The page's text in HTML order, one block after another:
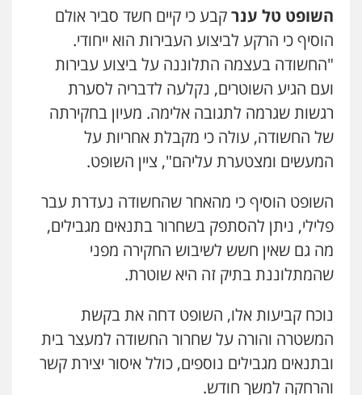
גיא זהבי משרד עורכי דין
פלילי משפחה
503456449
עו"ד איהאב ג'לג'ולי
פלילי מעצרים וחקירות עורכי דין לענייני
אסירים
0505216700
אייל בן שושן, עורך דין פלילי
פלילי מעצרים וחקירות פשיעה חמורה
רישום פלילי
0522763105
עו"ד שלומי שרון
פלילי
0547342002
השופט טל ענרקבע כי קיים חשד סביר אולם
הוסיף כי הרקע לביצוע העבירות הוא ייחודי.
"החשודה בעצמה התלוננה על ביצוע עבירות
ועם הגיע השוטרים, נקלעה לדבריה לסערת
רגשות שגרמה לתגובה אלימה. מעיון בחקירתה
של החשודה, עולה כי מקבלת אחריות על
המעשים ומצטערת עליהם", ציין השופט.
השופט הוסיף כי מהאחר שהחשודה נעדרת עבר
פלילי, ניתן להסתפק בשחרור בתנאים מגבילים,
מה גם שאין חשש לשיבוש החקירה מפני
שהמתלוננת בתיק זה היא שוטרת.
נוכח קביעות אלו, השופט דחה את בקשת
המשטרה והורה על שחרור החשודה למעצר בית
ובתנאים מגבילים נוספים, כולל איסור יצירת קשר
והרחקה למשך חודש.
סמים עבירות מין
0523647066
ויקי שמואל – משרד עו"ד
משפט פלילי
0528959600
משפט פלילי
0545437431
פלילי פשיעה חמורה ליווי וייצוג בחקירות
0508824984
עו"ד תומר בנישתי
פלילי מעצרים וחקירות צווארון לבן פשיעה
חמורה